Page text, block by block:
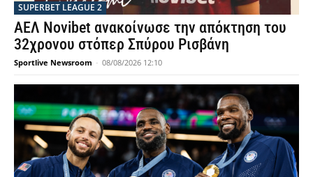
SUPERBET LEAGUE 2
ΑΕΛ Novibet ανακοίνωσε την απόκτηση του
32χρονου στόπερ Σπύρου Ρισβάνη
Sportlive Newsroom - 08/08/2026 12:10